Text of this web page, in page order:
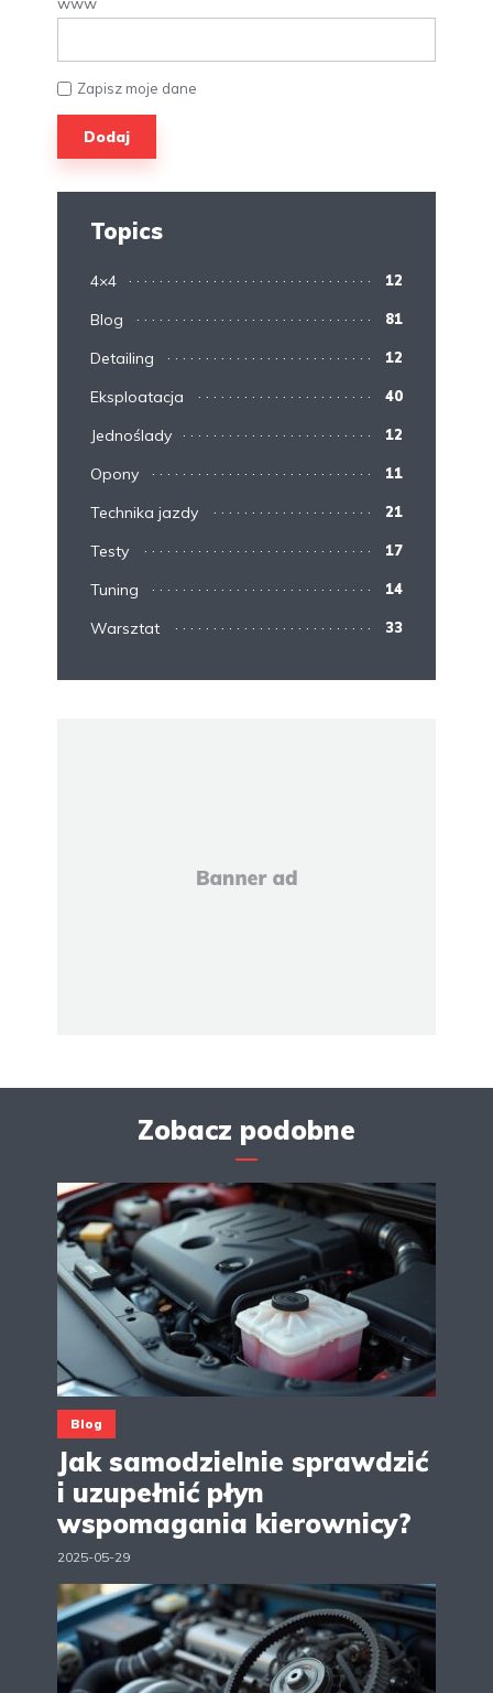
Zapisz moje dane
Topics
4×4 12
Blog 81
Detailing 12
Eksploatacja 40
Jednoślady 12
Opony 11
Technika jazdy 21
Testy 17
Tuning 14
Warsztat 33
Zobacz podobne
Blog
Jak samodzielnie sprawdzić
i uzupełnić płyn
wspomagania kierownicy?
2025-05-29